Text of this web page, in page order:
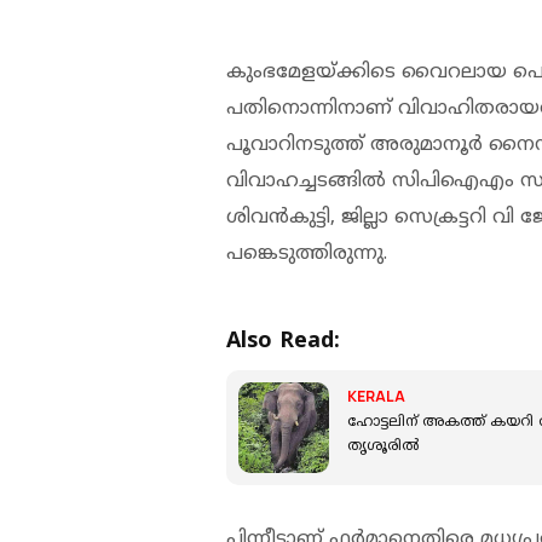
കുംഭമേളയ്ക്കിടെ വൈറലായ
പതിനൊന്നിനാണ്
പൂവാറിനടുത്ത് അരുമാനൂര്‍
വിവാഹച്ചടങ്ങില്‍ സിപിഐഎം
ശിവന്‍കുട്ടി, ജില്ലാ സെക്രട്ടറി
പങ്കെടുത്തിരുന്നു.
Also Read:
KERALA
ഹോട്ടലിന് അകത്ത് കയറി
തൃശൂരില്‍